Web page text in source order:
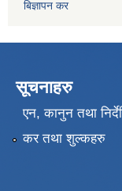
बिज्ञापन कर
सूचनाहरु
एन, कानुन तथा
कर तथा शुल्कहरु